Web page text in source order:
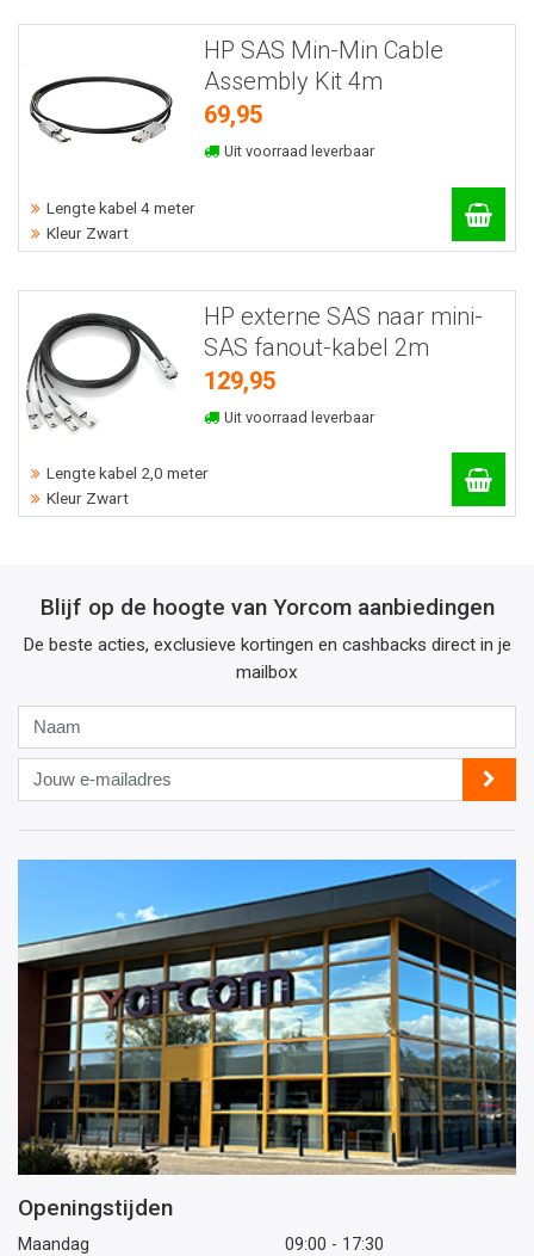
HP SAS Min-Min Cable
Assembly Kit 4m
69,95
Uit voorraad leverbaar
Lengte kabel 4 meter
Kleur Zwart
HP externe SAS naar mini-
SAS fanout-kabel 2m
129,95
Uit voorraad leverbaar
Lengte kabel 2,0 meter
Kleur Zwart
Blijf op de hoogte van Yorcom aanbiedingen
De beste acties, exclusieve kortingen en cashbacks direct in je
mailbox
Jouw
e-
mailadres
Openingstijden
Maandag
09:00 - 17:30